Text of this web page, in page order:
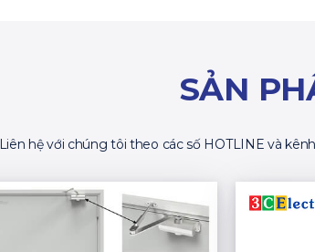
SẢN
Liên hệ với chúng tôi theo các số HOTLINE và